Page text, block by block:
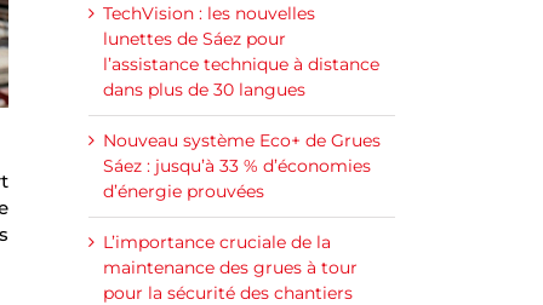
TechVision : les nouvelles
lunettes de Sáez pour
l’assistance technique à distance
dans plus de 30 langues
Nouveau système Eco+ de Grues
Sáez : jusqu’à 33 % d’économies
d’énergie prouvées
L’importance cruciale de la
maintenance des grues à tour
pour la sécurité des chantiers